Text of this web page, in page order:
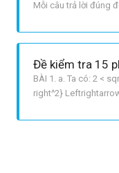
Mỗi câu trả lời đúng
thức sqrt {{x^2} + 4x
BÀI 1. a. Ta có: 2 <
right^2}
right^2}